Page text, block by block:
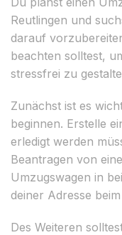
Reutlingen und
darauf
beachten solltest,
stressfrei zu
Zunächst ist es
beginnen. Erstelle
erledigt werden
Beantragen von
Umzugswagen in
deiner Adresse
Des Weiteren